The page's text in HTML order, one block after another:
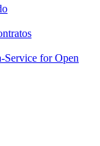
for Open